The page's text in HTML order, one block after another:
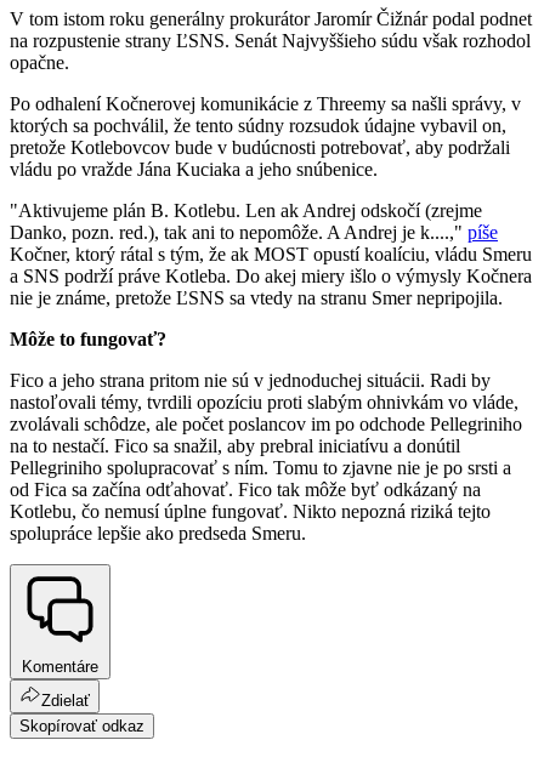
V tom istom roku generálny prokurátor Jaromír Čižnár podal podnet
na rozpustenie strany ĽSNS. Senát Najvyššieho súdu však rozhodol
opačne.
Po odhalení Kočnerovej komunikácie z Threemy sa našli správy, v
ktorých sa pochválil, že tento súdny rozsudok údajne vybavil on,
pretože Kotlebovcov bude v budúcnosti potrebovať, aby podržali
vládu po vražde Jána Kuciaka a jeho snúbenice.
"Aktivujeme plán B. Kotlebu. Len ak Andrej odskočí (zrejme
Danko, pozn. red.), tak ani to nepomôže. A Andrej je k....," píše
Kočner, ktorý rátal s tým, že ak MOST opustí koalíciu, vládu Smeru
a SNS podrží práve Kotleba. Do akej miery išlo o výmysly Kočnera
nie je známe, pretože ĽSNS sa vtedy na stranu Smer nepripojila.
Môže to fungovať?
Fico a jeho strana pritom nie sú v jednoduchej situácii. Radi by
nastoľovali témy, tvrdili opozíciu proti slabým ohnivkám vo vláde,
zvolávali schôdze, ale počet poslancov im po odchode Pellegriniho
na to nestačí. Fico sa snažil, aby prebral iniciatívu a donútil
Pellegriniho spolupracovať s ním. Tomu to zjavne nie je po srsti a
od Fica sa začína odťahovať. Fico tak môže byť odkázaný na
Kotlebu, čo nemusí úplne fungovať. Nikto nepozná riziká tejto
spolupráce lepšie ako predseda Smeru.
Komentáre
Zdielať
Skopírovať odkaz